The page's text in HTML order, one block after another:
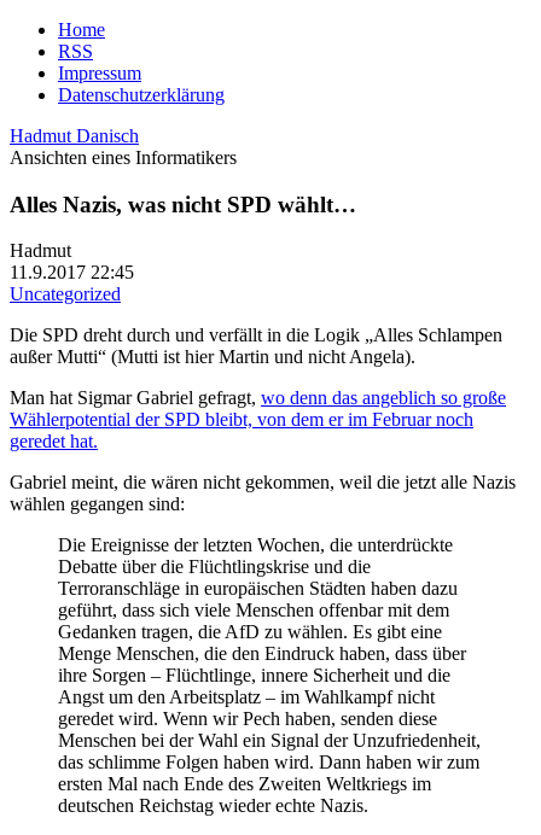
Home
RSS
Impressum
Datenschutzerklärung
Hadmut Danisch
Ansichten eines Informatikers
Alles Nazis, was nicht SPD wählt…
Hadmut
11.9.2017 22:45
Uncategorized
Die SPD dreht durch und verfällt in die Logik „Alles Schlampen
außer Mutti“ (Mutti ist hier Martin und nicht Angela).
Man hat Sigmar Gabriel gefragt, wo denn das angeblich so große
Wählerpotential der SPD bleibt, von dem er im Februar noch
geredet hat.
Gabriel meint, die wären nicht gekommen, weil die jetzt alle Nazis
wählen gegangen sind:
Die Ereignisse der letzten Wochen, die unterdrückte
Debatte über die Flüchtlingskrise und die
Terroranschläge in europäischen Städten haben dazu
geführt, dass sich viele Menschen offenbar mit dem
Gedanken tragen, die AfD zu wählen. Es gibt eine
Menge Menschen, die den Eindruck haben, dass über
ihre Sorgen – Flüchtlinge, innere Sicherheit und die
Angst um den Arbeitsplatz – im Wahlkampf nicht
geredet wird. Wenn wir Pech haben, senden diese
Menschen bei der Wahl ein Signal der Unzufriedenheit,
das schlimme Folgen haben wird. Dann haben wir zum
ersten Mal nach Ende des Zweiten Weltkriegs im
deutschen Reichstag wieder echte Nazis.